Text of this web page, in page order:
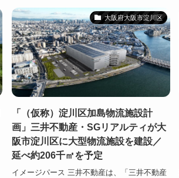
大阪府大阪市淀川区
「（仮称）淀川区加島物流施設計
画」三井不動産・SGリアルティが大
阪市淀川区に大型物流施設を建設／
延べ約206千㎡を予定
イメージパース 三井不動産は、「三井不動産